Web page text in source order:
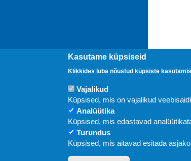
Kasutame küpsiseid
Klikkides luba nõustud küpsiste
Vajalikud
Küpsised, mis on vajalikud
Analüütika
Küpsised, mis edastavad
Turundus
Küpsised, mis aitavad esitada